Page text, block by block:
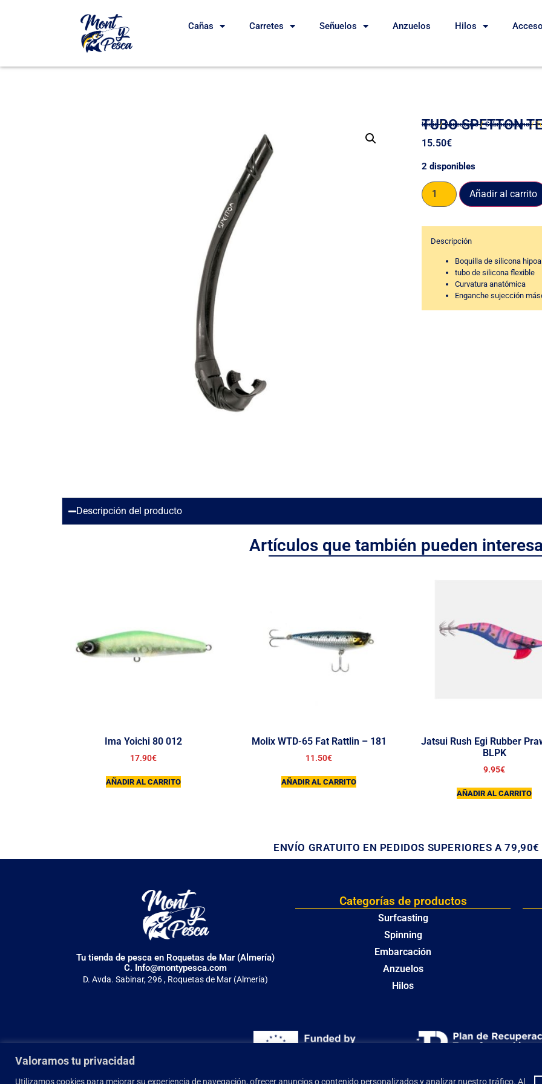
Valoramos tu privacidad
Utilizamos cookies para mejorar su experiencia de navegación, ofrecer anuncios o contenido personalizados y analizar nuestro tráfico. Al
Cañas Carretes Señuelos Anzuelos Hilos
TUBO SPETTON
Inicio/Accesorios/Submarinismo/
15.50€
2 disponibles
Añadir al carrito
Descripción
Boquilla de silicona
tubo de silicona flexible
Curvatura anatómica
Enganche sujección
Descripción del producto
Artículos que también pueden
Ima Yoichi 80 012
17.90€
AÑADIR AL CARRITO
Molix WTD-65 Fat Rattlin – 181
11.50€
AÑADIR AL CARRITO
Jatsui Rush Egi Rubber
BLPK
9.95€
AÑADIR AL CARRITO
ENVÍO GRATUITO EN PEDIDOS SUPERIORES A 79,90€
Tu tienda de pesca en Roquetas de Mar (Almería)
C. Info@montypesca.com
D. Avda. Sabinar, 296 , Roquetas de Mar (Almería)
Categorías de productos
Surfcasting
Spinning
Embarcación
Anzuelos
Hilos